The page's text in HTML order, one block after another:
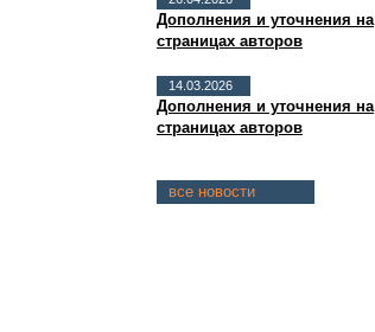
Дополнения и уточнения на
страницах авторов
14.03.2026
Дополнения и уточнения на
страницах авторов
все новости